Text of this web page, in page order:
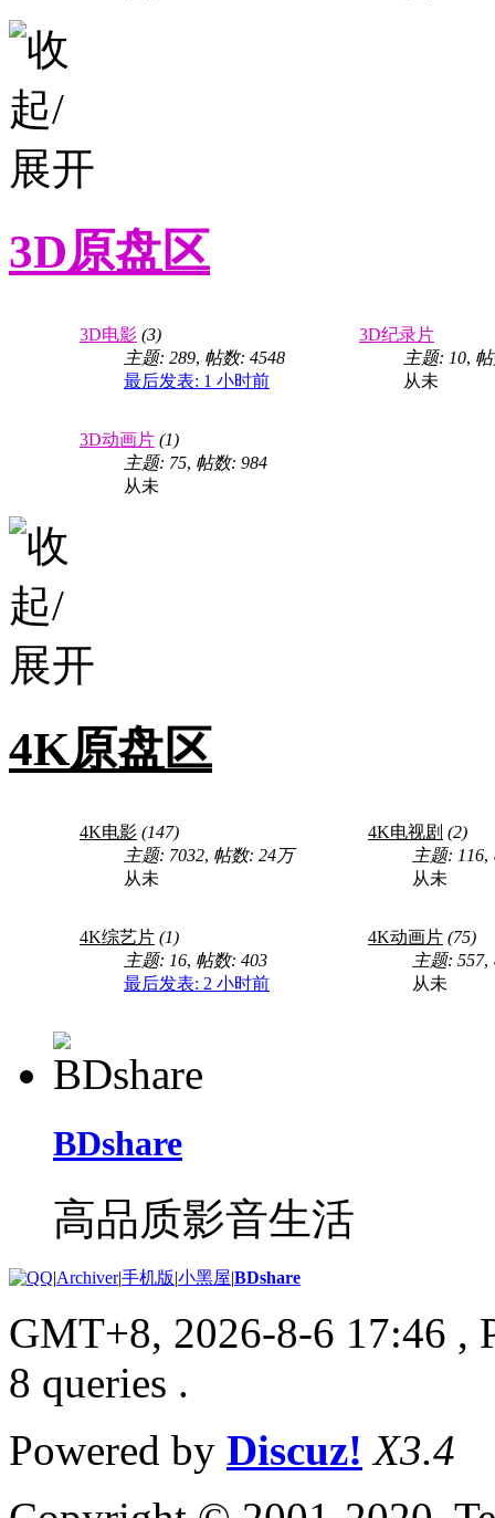
3D原盘区
3D电影 (3)
主题: 289, 帖数: 4548
最后发表: 1 小时前
3D纪录片
主题: 10,
从未
3D动画片 (1)
主题: 75, 帖数: 984
从未
4K原盘区
4K电影 (147)
主题: 7032, 帖数: 24万
从未
4K电视剧 (2)
主题: 116,
从未
4K综艺片 (1)
主题: 16, 帖数: 403
最后发表: 2 小时前
4K动画片 (75)
主题: 557,
从未
BDshare
高品质影音生活
|Archiver|手机版|小黑屋|BDshare
GMT+8, 2026-8-6 17:46 ,
8 queries .
Powered by Discuz! X3.4